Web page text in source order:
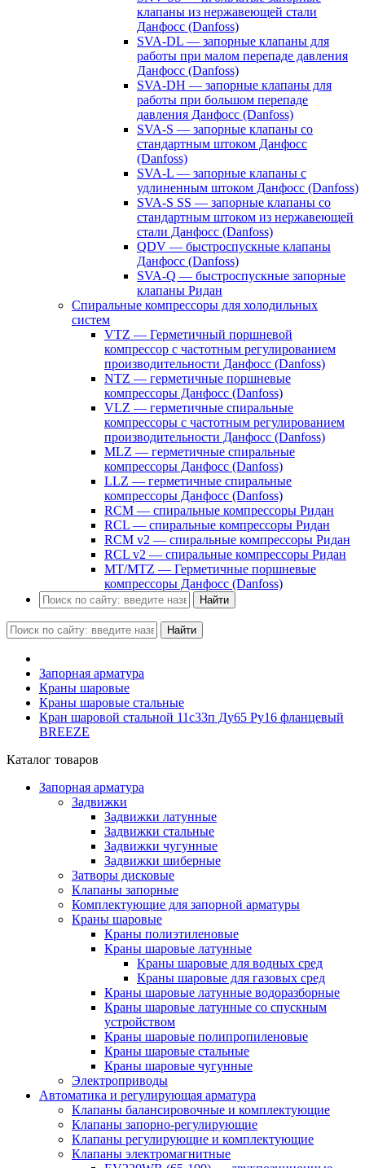
клапаны из нержавеющей стали
Данфосс (Danfoss)
SVA-DL — запорные клапаны для
работы при малом перепаде давления
Данфосс (Danfoss)
SVA-DH — запорные клапаны для
работы при большом перепаде
давления Данфосс (Danfoss)
SVA-S — запорные клапаны со
стандартным штоком Данфосс
(Danfoss)
SVA-L — запорные клапаны с
удлиненным штоком Данфосс (Danfoss)
SVA-S SS — запорные клапаны со
стандартным штоком из нержавеющей
стали Данфосс (Danfoss)
QDV — быстроспускные клапаны
Данфосс (Danfoss)
SVA-Q — быстроспускные запорные
клапаны Ридан
Спиральные компрессоры для холодильных
систем
VTZ — Герметичный поршневой
компрессор с частотным регулированием
производительности Данфосс (Danfoss)
NTZ — герметичные поршневые
компрессоры Данфосс (Danfoss)
VLZ — герметичные спиральные
компрессоры с частотным регулированием
производительности Данфосс (Danfoss)
MLZ — герметичные спиральные
компрессоры Данфосс (Danfoss)
LLZ — герметичные спиральные
компрессоры Данфосс (Danfoss)
RCM — спиральные компрессоры Ридан
RCL — спиральные компрессоры Ридан
RCM v2 — спиральные компрессоры Ридан
RCL v2 — спиральные компрессоры Ридан
MT/MTZ — Герметичные поршневые
компрессоры Данфосс (Danfoss)
Найти
Найти
Запорная арматура
Краны шаровые
Краны шаровые стальные
Кран шаровой стальной 11с33п Ду65 Ру16 фланцевый
BREEZE
Каталог товаров
Запорная арматура
Задвижки
Задвижки латунные
Задвижки стальные
Задвижки чугунные
Задвижки шиберные
Затворы дисковые
Клапаны запорные
Комплектующие для запорной арматуры
Краны шаровые
Краны полиэтиленовые
Краны шаровые латунные
Краны шаровые для водных сред
Краны шаровые для газовых сред
Краны шаровые латунные водоразборные
Краны шаровые латунные со спускным
устройством
Краны шаровые полипропиленовые
Краны шаровые стальные
Краны шаровые чугунные
Электроприводы
Автоматика и регулирующая арматура
Клапаны балансировочные и комплектующие
Клапаны запорно-регулирующие
Клапаны регулирующие и комплектующие
Клапаны электромагнитные